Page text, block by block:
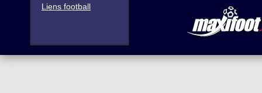
Liens football